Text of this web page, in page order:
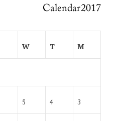
Calendar 2017
M
T
W
3
4
5